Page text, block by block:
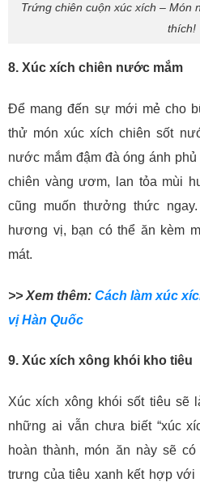
Trứng chiên cuộn xúc xích – Món
thích!
8. Xúc xích chiên nước mắm
Để mang đến sự mới mẻ cho
thử món xúc xích chiên sốt
nước mắm đậm đà óng ánh
chiên vàng ươm, lan tỏa mùi
cũng muốn thưởng thức
hương vị, bạn có thể ăn kèm
mát.
>> Xem thêm: Cách làm xúc
vị Hàn Quốc
9. Xúc xích xông khói kho tiêu
Xúc xích xông khói sốt tiêu sẽ
những ai vẫn chưa biết “xúc
hoàn thành, món ăn này sẽ
trưng của tiêu xanh kết hợp